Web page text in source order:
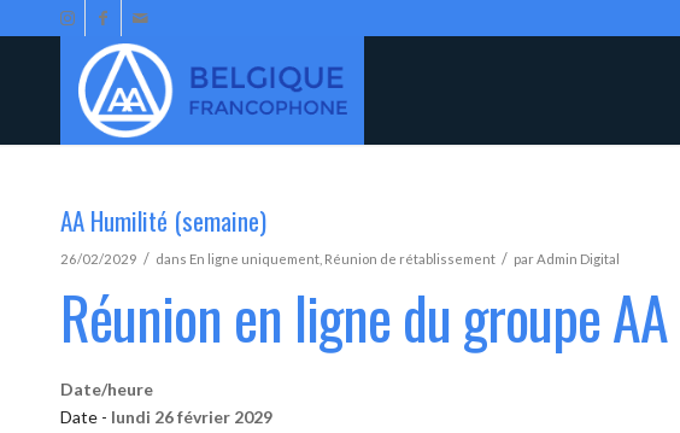
AA Humilité (semaine)
26/02/2029 / dans En ligne uniquement Réunion de rétablissement / parAdmin Digital
Réunion en ligne du groupe
Date/heure
Date - lundi 26 février 2029